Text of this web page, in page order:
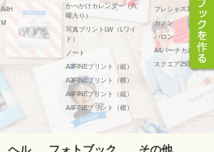
A4H
M
かべかけカレンダー（六
曜入り）
写真プリントLW（Lワイ
ド）
ノート
A3FINEプリント（縦）
A3FINEプリント（横）
A4FINEプリント（縦）
A4FINEプリント（横）
プレシャス300
カノン
バロン
A4バーチカル
スクエア250